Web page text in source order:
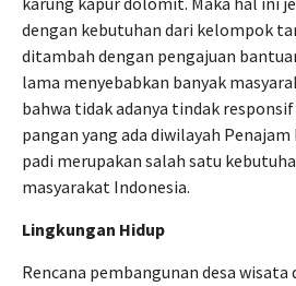
dengan kebutuhan dari kelompok
ditambah dengan pengajuan
lama menyebabkan banyak
bahwa tidak adanya tindak
pangan yang ada diwilayah Penajam
padi merupakan salah satu
masyarakat Indonesia.
Lingkungan Hidup
Rencana pembangunan desa